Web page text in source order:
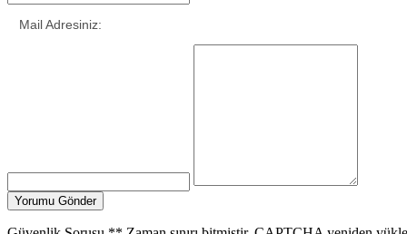
Mail Adresiniz: